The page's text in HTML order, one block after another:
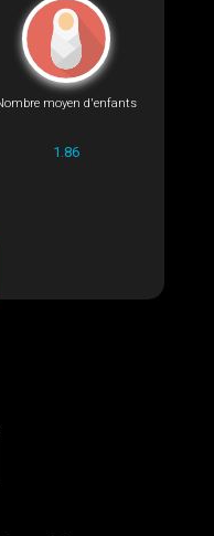
moyen d'enfants
1.86